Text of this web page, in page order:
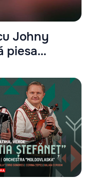
Johny
piesa